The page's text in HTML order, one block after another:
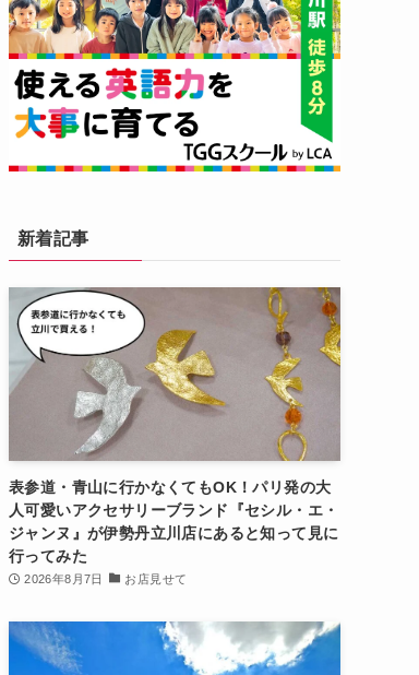
新着記事
表参道・青山に行かなくてもOK！パリ発の大
人可愛いアクセサリーブランド『セシル・エ・
ジャンヌ』が伊勢丹立川店にあると知って見に
行ってみた
2026年8月7日 お店見せて